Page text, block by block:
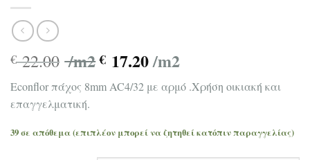
€22.00 /m2 € 17.20/m2
Econflor πάχος 8mm AC4/32 με αρμό .Χρήση οικιακή και
επαγγελματική.
39 σε απόθεμα (επιπλέον μπορεί να ζητηθεί κατόπιν παραγγελίας)